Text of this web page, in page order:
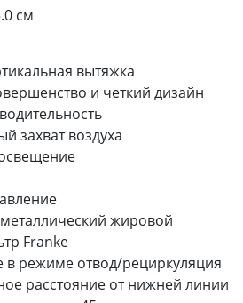
см
вытяжка
и четкий дизайн
захват воздуха
жировой
Franke
в режиме отвод/рециркуляция
расстояние от нижней линии